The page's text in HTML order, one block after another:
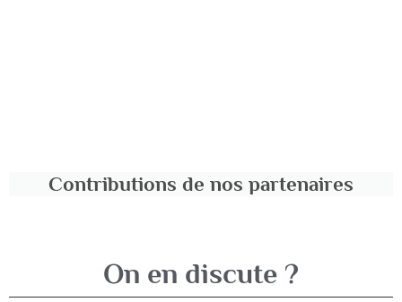
Contributions de nos partenaires
On en discute ?